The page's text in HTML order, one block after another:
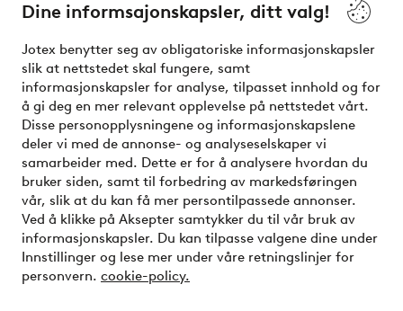
Dine informsajonskapsler, ditt valg!
Jotex benytter seg av obligatoriske informasjonskapsler
slik at nettstedet skal fungere, samt
informasjonskapsler for analyse, tilpasset innhold og for
å gi deg en mer relevant opplevelse på nettstedet vårt.
Disse personopplysningene og informasjonskapslene
deler vi med de annonse- og analyseselskaper vi
samarbeider med. Dette er for å analysere hvordan du
bruker siden, samt til forbedring av markedsføringen
vår, slik at du kan få mer persontilpassede annonser.
Ved å klikke på Aksepter samtykker du til vår bruk av
informasjonskapsler. Du kan tilpasse valgene dine under
Innstillinger og lese mer under våre retningslinjer for
personvern. cookie-policy.
Venner
Sikre betalinger - Betal direkte eller del opp
Vil du vite mer om våre betalingsalternativer?
elpy